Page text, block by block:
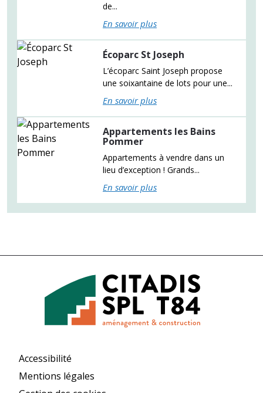
de...
En savoir plus
Écoparc St Joseph
L’écoparc Saint Joseph propose
une soixantaine de lots pour une...
En savoir plus
Appartements les Bains
Pommer
Appartements à vendre dans un
lieu d’exception ! Grands...
En savoir plus
Accessibilité
Mentions légales